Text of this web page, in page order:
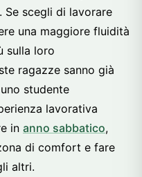
scegli di lavorare
una maggiore fluidità
sulla loro
ragazze sanno già
studente
lavorativa
in anno sabbatico,
di comfort e fare
altri.